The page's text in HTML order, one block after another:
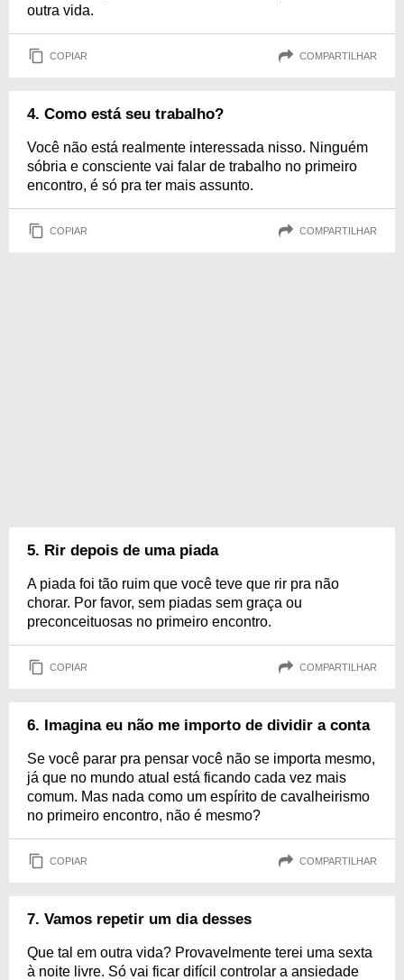
outra vida.
COPIAR COMPARTILHAR
4. Como está seu trabalho?
Você não está realmente interessada nisso. Ninguém
sóbria e consciente vai falar de trabalho no primeiro
encontro, é só pra ter mais assunto.
COPIAR COMPARTILHAR
5. Rir depois de uma piada
A piada foi tão ruim que você teve que rir pra não
chorar. Por favor, sem piadas sem graça ou
preconceituosas no primeiro encontro.
COPIAR COMPARTILHAR
6. Imagina eu não me importo de dividir a conta
Se você parar pra pensar você não se importa mesmo,
já que no mundo atual está ficando cada vez mais
comum. Mas nada como um espírito de cavalheirismo
no primeiro encontro, não é mesmo?
COPIAR COMPARTILHAR
7. Vamos repetir um dia desses
Que tal em outra vida? Provavelmente terei uma sexta
à noite livre. Só vai ficar difícil controlar a ansiedade